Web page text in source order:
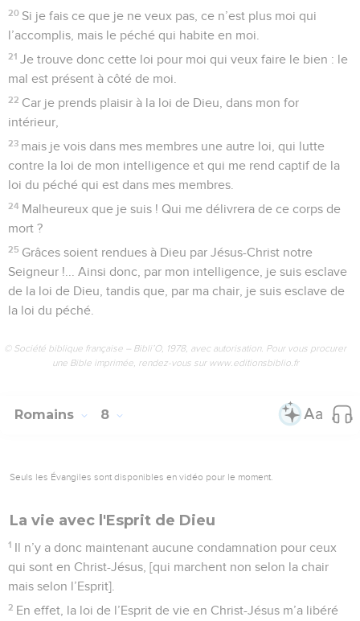
20 Si je fais ce que je ne veux pas, ce n’est plus moi qui
l’accomplis, mais le péché qui habite en moi.
21 Je trouve donc cette loi pour moi qui veux faire le bien : le
mal est présent à côté de moi.
22 Car je prends plaisir à la loi de Dieu, dans mon for
intérieur,
23 mais je vois dans mes membres une autre loi, qui lutte
contre la loi de mon intelligence et qui me rend captif de la
loi du péché qui est dans mes membres.
24 Malheureux que je suis ! Qui me délivrera de ce corps de
mort ?
25 Grâces soient rendues à Dieu par Jésus-Christ notre
Seigneur !... Ainsi donc, par mon intelligence, je suis esclave
de la loi de Dieu, tandis que, par ma chair, je suis esclave de
la loi du péché.
© Société biblique française – Bibli’O, 1978, avec autorisation. Pour vous procurer
une Bible imprimée, rendez-vous sur www.editionsbiblio.fr
Romains 8
Seuls les Évangiles sont disponibles en vidéo pour le moment.
La vie avec l'Esprit de Dieu
1 Il n’y a donc maintenant aucune condamnation pour ceux
qui sont en Christ-Jésus, [qui marchent non selon la chair
mais selon l’Esprit].
2 En effet, la loi de l’Esprit de vie en Christ-Jésus m’a libéré